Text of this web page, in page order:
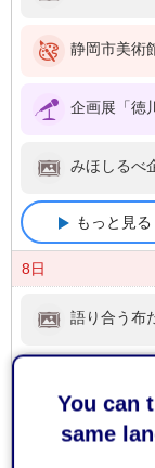
You can
same
静岡市美術
企画展「徳
みほしるべ
もっと見る
8日
語り合う布
静岡市美術